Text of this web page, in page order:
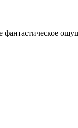
фантастическое